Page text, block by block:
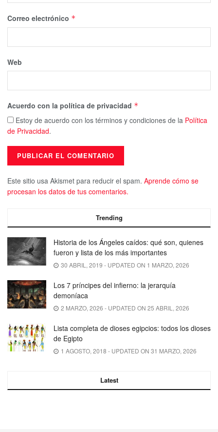
Correo electrónico *
Web
Acuerdo con la política de privacidad *
Estoy de acuerdo con los términos y condiciones de la Política
de Privacidad.
Este sitio usa Akismet para reducir el spam. Aprende cómo se
procesan los datos de tus comentarios.
Trending
Historia de los Ángeles caídos: qué son, quienes
fueron y lista de los más importantes
30 ABRIL, 2019 - UPDATED ON 1 MARZO, 2026
Los 7 príncipes del infierno: la jerarquía
demoníaca
2 MARZO, 2026 - UPDATED ON 25 ABRIL, 2026
Lista completa de dioses egipcios: todos los dioses
de Egipto
1 AGOSTO, 2018 - UPDATED ON 31 MARZO, 2026
Latest